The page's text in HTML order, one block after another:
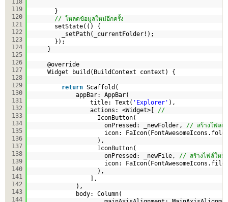
119
120
121
122
123
124
125
126
127
128
129
130
131
132
133
134
135
136
137
138
139
140
141
142
143
144
}
// โหลดข้อมูลใหม่อีกครั้ง
setState(() {
_setPath(_currentFolder!);
});
}
@override
Widget build(BuildContext context) {
return Scaffold(
appBar: AppBar(
title: Text( 'Explorer' ),
actions: <Widget>[ //
IconButton(
onPressed: _newFolder, // สร้างโฟลเด
icon:
),
IconButton(
onPressed: _newFile, // สร้างไฟล์ใหม่
icon:
),
],
),
body: Column(